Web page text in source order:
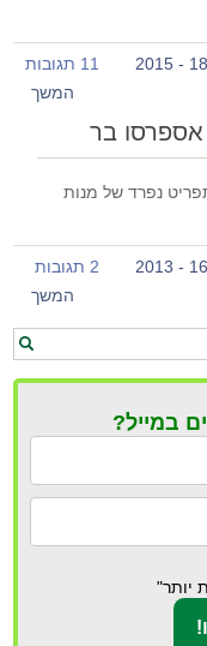
11 תגובות
המשך
אספרסו בר
נפרד של מנות
2 תגובות
המשך
במייל?
יותר"